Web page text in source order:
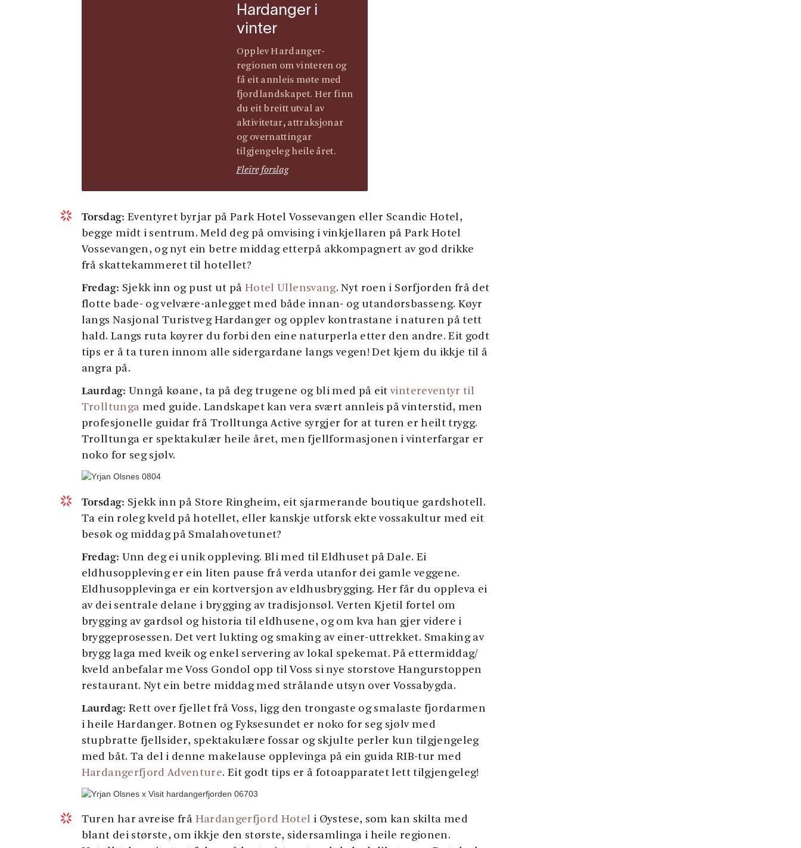
Hardanger i
vinter
Opplev Hardanger-
regionen om vinteren og
få eit annleis møte med
fjordlandskapet. Her finn
du eit breitt utval av
aktivitetar, attraksjonar
og overnattingar
tilgjengeleg heile året.
Fleire forslag
Torsdag: Eventyret byrjar på Park Hotel Vossevangen eller Scandic Hotel,
begge midt i sentrum. Meld deg på omvising i vinkjellaren på Park Hotel
Vossevangen, og nyt ein betre middag etterpå akkompagnert av god drikke
frå skattekammeret til hotellet?
Fredag: Sjekk inn og pust ut påHotel Ullensvang. Nyt roen i Sørfjorden frå det
flotte bade- og velvære-anlegget med både innan- og utandørsbasseng. Køyr
langs Nasjonal Turistveg Hardanger og opplev kontrastane i naturen på tett
hald. Langs ruta køyrer du forbi den eine naturperla etter den andre. Eit godt
tips er å ta turen innom alle sidergardane langs vegen! Det kjem du ikkje til å
angra på.
Laurdag: Unngå køane, ta på deg trugene og bli med på eitvintereventyr til
Trolltunga med guide. Landskapet kan vera svært annleis på vinterstid, men
profesjonelle guidar frå Trolltunga Active syrgjer for at turen er heilt trygg.
Trolltunga er spektakulær heile året, men fjellformasjonen i vinterfargar er
noko for seg sjølv.
Torsdag: Sjekk inn på Store Ringheim, eit sjarmerande boutique gardshotell.
Ta ein roleg kveld på hotellet, eller kanskje utforsk ekte vossakultur med eit
besøk og middag på Smalahovetunet?
Fredag: Unn deg ei unik oppleving. Bli med til Eldhuset på Dale. Ei
eldhusoppleving er ein liten pause frå verda utanfor dei gamle veggene.
Eldhusopplevinga er ein kortversjon av eldhusbrygging. Her får du oppleva ei
av dei sentrale delane i brygging av tradisjonsøl. Verten Kjetil fortel om
brygging av gardsøl og historia til eldhusene, og om kva han gjer videre i
bryggeprosessen. Det vert lukting og smaking av einer-uttrekket. Smaking av
brygg laga med kveik og enkel servering av lokal spekemat. På ettermiddag/
kveld anbefalar me Voss Gondol opp til Voss si nye storstove Hangurstoppen
restaurant. Nyt ein betre middag med strålande utsyn over Vossabygda.
Laurdag: Rett over fjellet frå Voss, ligg den trongaste og smalaste fjordarmen
i heile Hardanger. Botnen og Fyksesundet er noko for seg sjølv med
stupbratte fjellsider, spektakulære fossar og skjulte perler kun tilgjengeleg
med båt. Ta del i denne makelause opplevinga på ein guida RIB-tur med
Hardangerfjord Adventure. Eit godt tips er å fotoapparatet lett tilgjengeleg!
Turen har avreise frå Hardangerfjord Hotel i Øystese, som kan skilta med
blant dei største, om ikkje den største, sidersamlinga i heile regionen.